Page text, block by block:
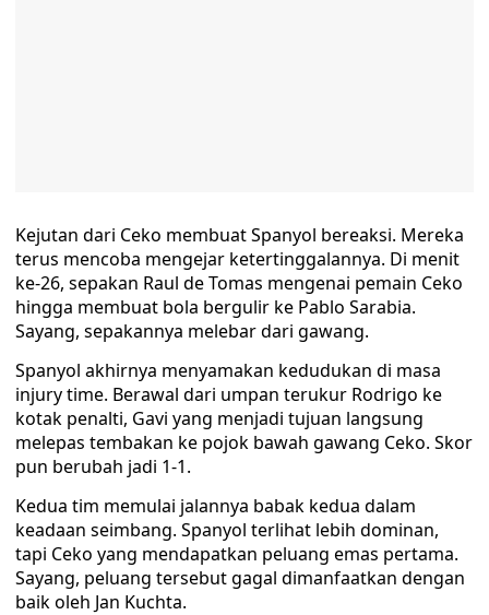
Kejutan dari Ceko membuat Spanyol bereaksi. Mereka
terus mencoba mengejar ketertinggalannya. Di menit
ke-26, sepakan Raul de Tomas mengenai pemain Ceko
hingga membuat bola bergulir ke Pablo Sarabia.
Sayang, sepakannya melebar dari gawang.
Spanyol akhirnya menyamakan kedudukan di masa
injury time. Berawal dari umpan terukur Rodrigo ke
kotak penalti, Gavi yang menjadi tujuan langsung
melepas tembakan ke pojok bawah gawang Ceko. Skor
pun berubah jadi 1-1.
Kedua tim memulai jalannya babak kedua dalam
keadaan seimbang. Spanyol terlihat lebih dominan,
tapi Ceko yang mendapatkan peluang emas pertama.
Sayang, peluang tersebut gagal dimanfaatkan dengan
baik oleh Jan Kuchta.